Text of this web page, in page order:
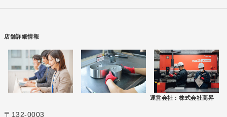
店舗詳細情報
運営会社 : 株式会社高昇
〒132-0003